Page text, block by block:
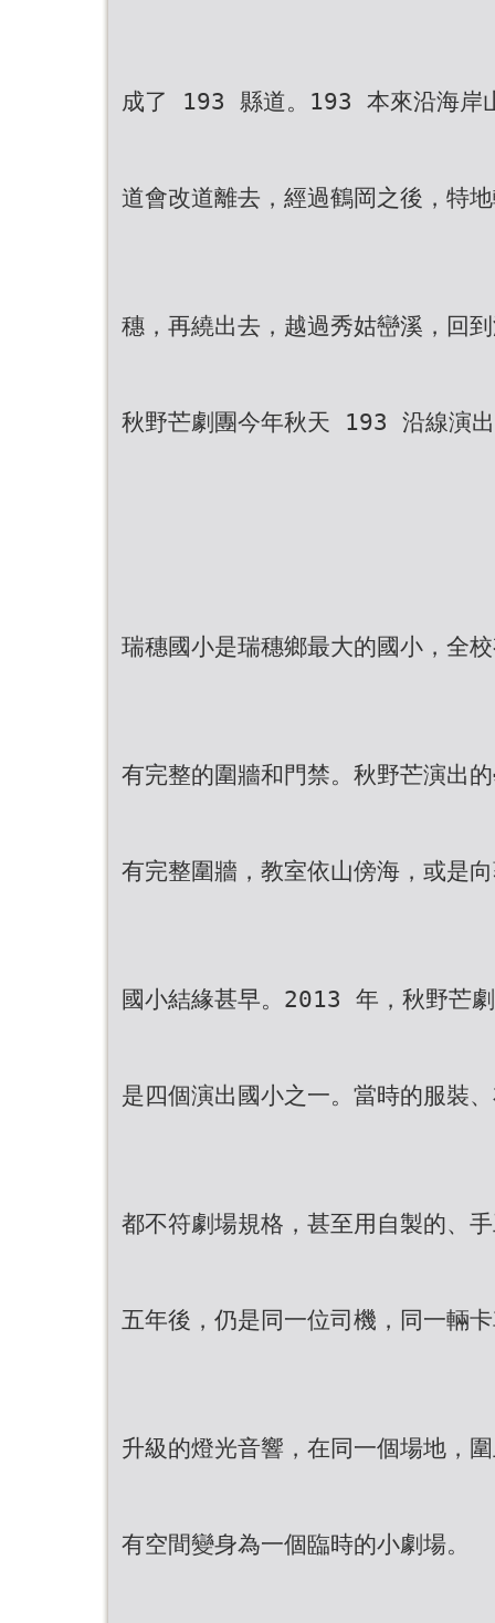
成了 193 縣道。193 本來沿海岸
道會改道離去，經過鶴岡之後，特
穗，再繞出去，越過秀姑巒溪，回
秋野芒劇團今年秋天 193 沿線演
瑞穗國小是瑞穗鄉最大的國小，全
有完整的圍牆和門禁。秋野芒演出
有完整圍牆，教室依山傍海，或是
國小結緣甚早。2013 年，秋野芒
是四個演出國小之一。當時的服裝
都不符劇場規格，甚至用自製的、
五年後，仍是同一位司機，同一輛
升級的燈光音響，在同一個場地，
有空間變身為一個臨時的小劇場。